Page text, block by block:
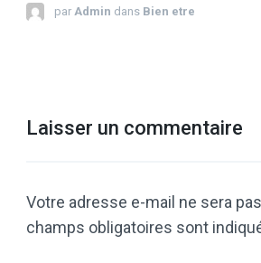
par Admin dans Bien etre
Laisser un commentaire
Votre adresse e-mail ne sera
champs obligatoires sont